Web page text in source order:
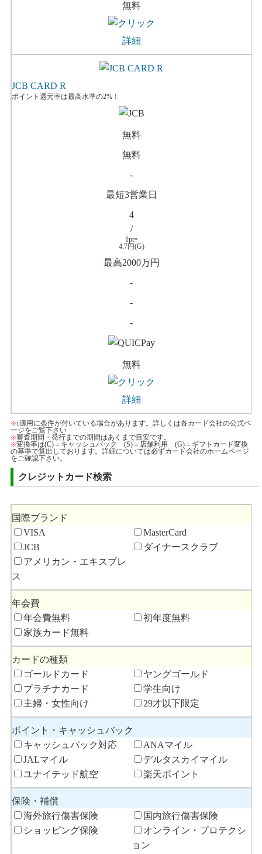
無料
詳細
JCB CARD R
ポイント還元率は最高水準の2%！
無料
無料
-
最短3営業日
4
/
1pt=
4.7円(G)
最高2000万円
-
-
-
無料
詳細
※1適用に条件が付いている場合があります。詳しくは各カード会社の公式ペ
ージをご覧下さい
※審査期間・発行までの期間はあくまで目安です。
※変換率は(C)＝キャッシュバック (S)＝店舗利用 (G)＝ギフトカード変換
の基準で算出しております。詳細については必ずカード会社のホームページ
をご確認下さい。
クレジットカード検索
国際ブランド
VISA
MasterCard
JCB
ダイナースクラブ
アメリカン・エキスプレ
ス
年会費
年会費無料
初年度無料
家族カード無料
カードの種類
ゴールドカード
ヤングゴールド
プラチナカード
学生向け
主婦・女性向け
29才以下限定
ポイント・キャッシュバック
キャッシュバック対応
ANAマイル
JALマイル
デルタスカイマイル
ユナイテッド航空
楽天ポイント
保険・補償
海外旅行傷害保険
国内旅行傷害保険
ショッピング保険
オンライン・プロテクシ
ョン